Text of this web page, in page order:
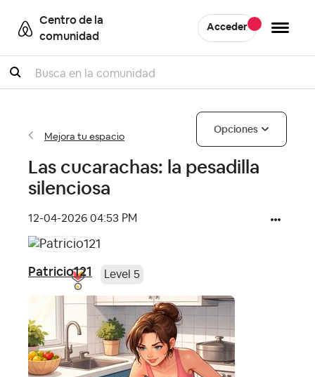
Centro de la
comunidad
Acceder
Buscar
Mejora tu espacio
Opciones
Las cucarachas: la pesadilla
silenciosa
‎12-04-2026 04:53 PM
Patricio121 Level 5